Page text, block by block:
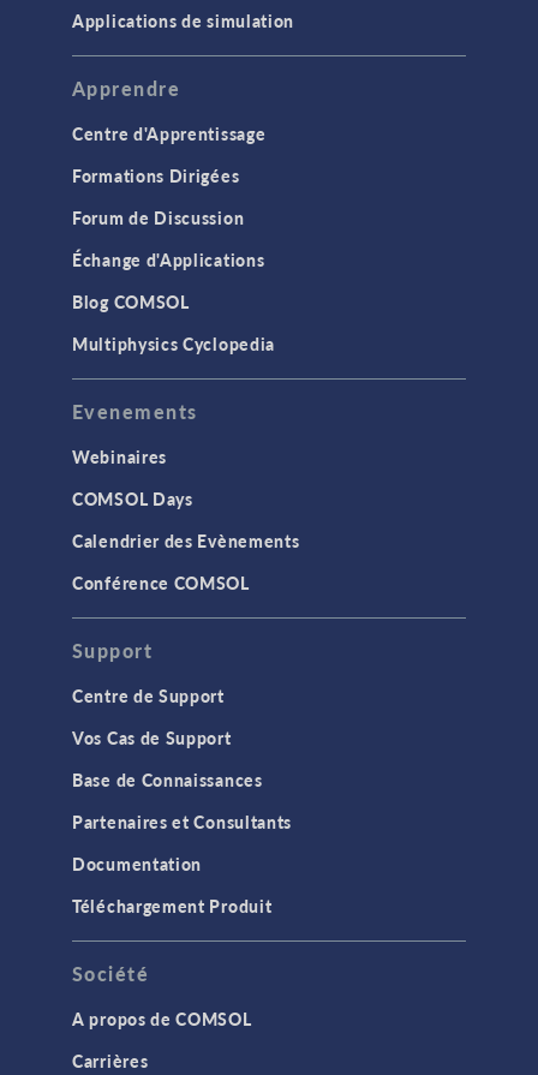
Applications de simulation
Apprendre
Centre d'Apprentissage
Formations Dirigées
Forum de Discussion
Échange d'Applications
Blog COMSOL
Multiphysics Cyclopedia
Evenements
Webinaires
COMSOL Days
Calendrier des Evènements
Conférence COMSOL
Support
Centre de Support
Vos Cas de Support
Base de Connaissances
Partenaires et Consultants
Documentation
Téléchargement Produit
Société
A propos de COMSOL
Carrières